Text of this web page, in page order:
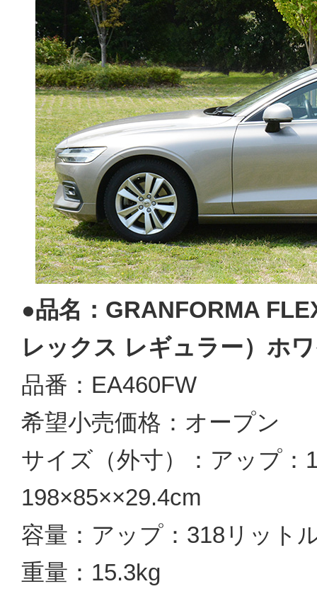
●品名：GRANFORMA
レックス レギュラー）ホ
品番：EA460FW
希望小売価格：オープン
サイズ（外寸）：アップ：
198×85××29.4cm
容量：アップ：318リット
重量：15.3kg